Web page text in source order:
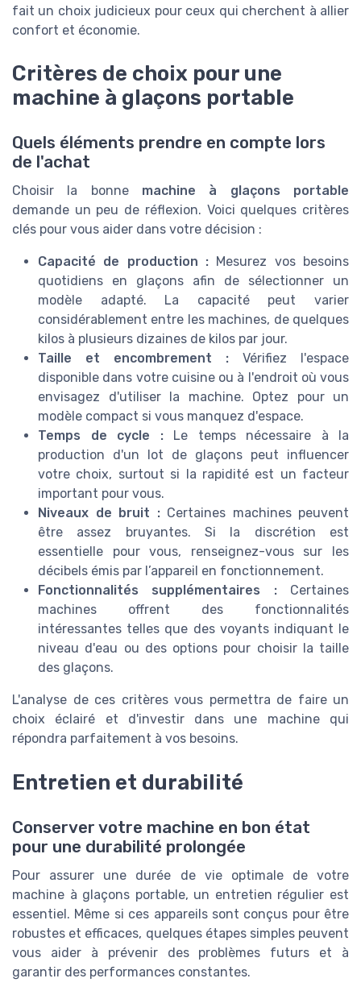
fait un choix judicieux pour ceux qui cherchent à allier
confort et économie.
Critères de choix pour une
machine à glaçons portable
Quels éléments prendre en compte lors
de l'achat
Choisir la bonne machine à glaçons portable
demande un peu de réflexion. Voici quelques critères
clés pour vous aider dans votre décision :
Capacité de production : Mesurez vos besoins
quotidiens en glaçons afin de sélectionner un
modèle adapté. La capacité peut varier
considérablement entre les machines, de quelques
kilos à plusieurs dizaines de kilos par jour.
Taille et encombrement : Vérifiez l'espace
disponible dans votre cuisine ou à l'endroit où vous
envisagez d'utiliser la machine. Optez pour un
modèle compact si vous manquez d'espace.
Temps de cycle :Le temps nécessaire à la
production d'un lot de glaçons peut influencer
votre choix, surtout si la rapidité est un facteur
important pour vous.
Niveaux de bruit :Certaines machines peuvent
être assez bruyantes. Si la discrétion est
essentielle pour vous, renseignez-vous sur les
décibels émis par l’appareil en fonctionnement.
Fonctionnalités supplémentaires :Certaines
machines offrent des fonctionnalités
intéressantes telles que des voyants indiquant le
niveau d'eau ou des options pour choisir la taille
des glaçons.
L'analyse de ces critères vous permettra de faire un
choix éclairé et d'investir dans une machine qui
répondra parfaitement à vos besoins.
Entretien et durabilité
Conserver votre machine en bon état
pour une durabilité prolongée
Pour assurer une durée de vie optimale de votre
machine à glaçons portable, un entretien régulier est
essentiel. Même si ces appareils sont conçus pour être
robustes et efficaces, quelques étapes simples peuvent
vous aider à prévenir des problèmes futurs et à
garantir des performances constantes.